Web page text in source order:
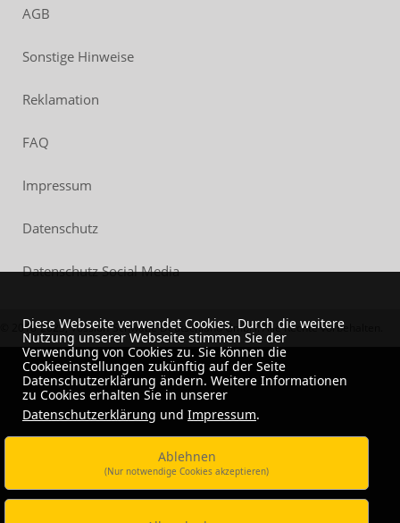
AGB
Sonstige Hinweise
Reklamation
FAQ
Impressum
Datenschutz
Datenschutz Social Media
© 2018-2023, Vossloh-Schwabe Deutschland GmbH. Alle Rechte vorbehalten.
Diese Webseite verwendet Cookies. Durch die weitere
Nutzung unserer Webseite stimmen Sie der
Verwendung von Cookies zu. Sie können die
Cookieeinstellungen zukünftig auf der Seite
Datenschutzerklärung ändern. Weitere Informationen
zu Cookies erhalten Sie in unserer
Datenschutzerklärung und Impressum.
Ablehnen
(Nur notwendige Cookies akzeptieren)